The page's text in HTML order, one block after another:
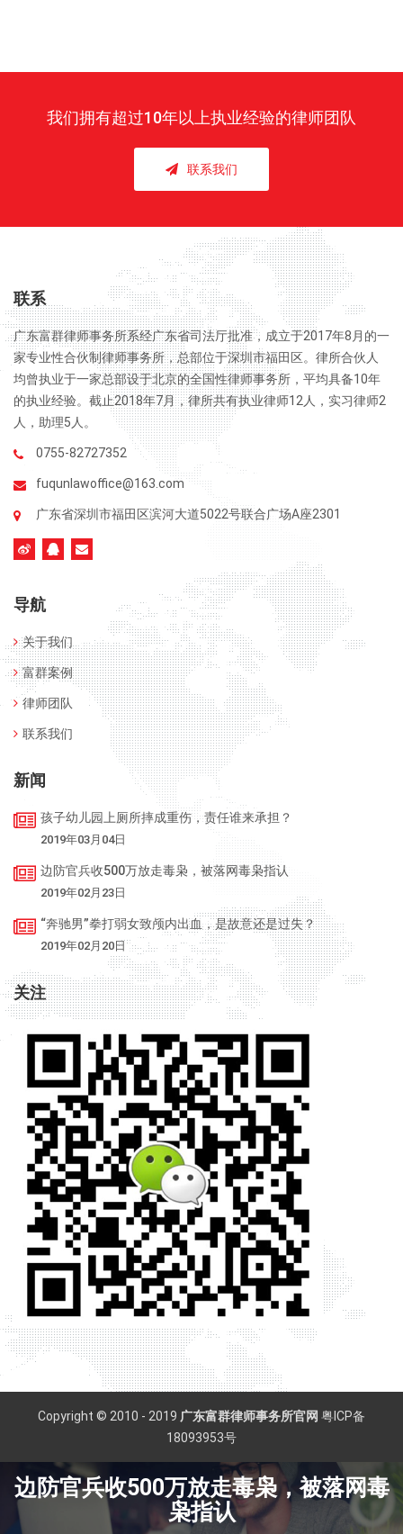
我们拥有超过10年以上执业经验的律师团队
联系我们
联系
广东富群律师事务所系经广东省司法厅批准，成立于2017年8月的一
家专业性合伙制律师事务所，总部位于深圳市福田区。律所合伙人
均曾执业于一家总部设于北京的全国性律师事务所，平均具备10年
的执业经验。截止2018年7月，律所共有执业律师12人，实习律师2
人，助理5人。
0755-82727352
fuqunlawoffice@163.com
广东省深圳市福田区滨河大道5022号联合广场A座2301
导航
关于我们
富群案例
律师团队
联系我们
新闻
孩子幼儿园上厕所摔成重伤，责任谁来承担？
2019年03月04日
边防官兵收500万放走毒枭，被落网毒枭指认
2019年02月23日
“奔驰男”拳打弱女致颅内出血，是故意还是过失？
2019年02月20日
关注
Copyright © 2010 - 2019 广东富群律师事务所官网 粤ICP备
18093953号
边防官兵收500万放走毒枭，被落网毒
枭指认